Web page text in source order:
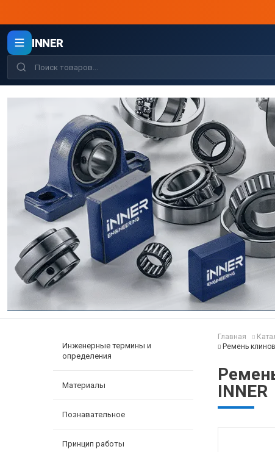
INNER
Инженерные термины и
определения
Материалы
Познавательное
Принцип работы
Главная
Ремень
INNER